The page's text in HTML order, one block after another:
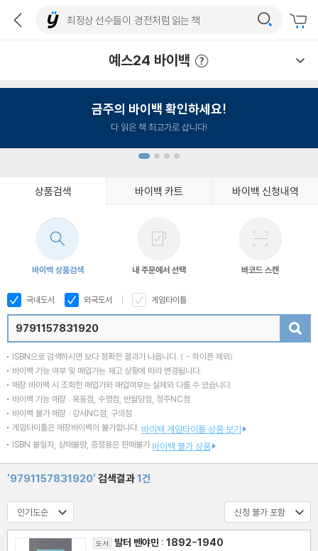
예스24 바이백
금주의 바이백 확인하세요!
다 읽은 책 최고가로 삽니다!
상품검색 바이백 카트 바이백 신청내역
바이백 상품검색 내 주문에서 선택 바코드 스캔
국내도서 외국도서 게임타이틀
ISBN으로 검색하시면 보다 정확한 결과가 나옵니다. ( - 하이픈 제외)
바이백 가능 여부 및 매입가는 재고 상황에 따라 변경됩니다.
매장 바이백 시 조회한 매입가와 매입여부는 실제와 다를 수 있습니다.
바이백 가능 매장 : 목동점, 수영점, 반월당점, 청주NC점
바이백 불가 매장 : 강서NC점, 구의점
게임타이틀은 매장바이백이 불가합니다. 바이백 게임타이틀 상품 보기
ISBN 불일치, 상태불량, 증정용은 판매불가 바이백 불가 상품
'9791157831920' 검색결과1건
도서 발터 벤야민 : 1892-1940